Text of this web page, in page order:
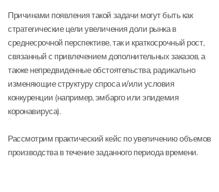
Причинами появления такой задачи могут быть как
стратегические цели увеличения доли рынка в
среднесрочной перспективе, так и краткосрочный рост,
связанный с привлечением дополнительных заказов, а
также непредвиденные обстоятельства, радикально
изменяющие структуру спроса и/или условия
конкуренции (например, эмбарго или эпидемия
коронавируса).
Рассмотрим практический кейс по увеличению объемов
производства в течение заданного периода времени.